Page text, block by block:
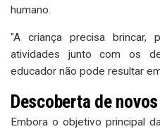
humano.
"A criança precisa brincar,
atividades junto com os
educador não pode resultar
Descoberta de
Embora o objetivo principal